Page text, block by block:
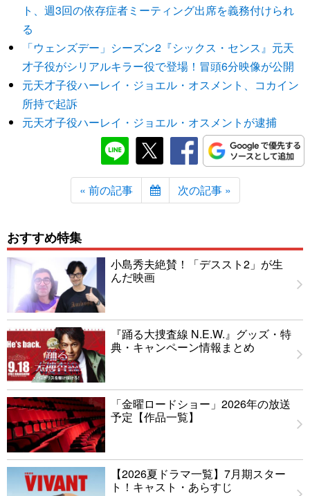
ト、週3回の依存症者ミーティング出席を義務付けられ
る
「ウェンズデー」シーズン2『シックス・センス』元天
才子役がシリアルキラー役で登場！冒頭6分映像が公開
元天才子役ハーレイ・ジョエル・オスメント、コカイン
所持で起訴
元天才子役ハーレイ・ジョエル・オスメントが逮捕
« 前の記事 次の記事 »
おすすめ特集
小島秀夫絶賛！「デススト2」が生
んだ映画
『踊る大捜査線 N.E.W.』グッズ・特
典・キャンペーン情報まとめ
「金曜ロードショー」2026年の放送
予定【作品一覧】
【2026夏ドラマ一覧】7月期スター
ト！キャスト・あらすじ